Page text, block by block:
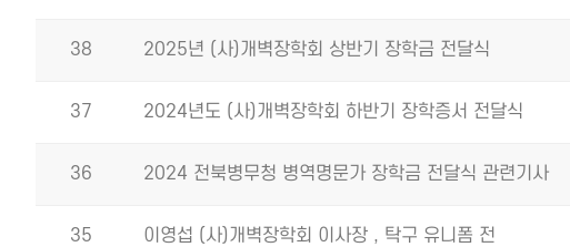
38 2025년 (사)개벽장학회 상반기 장학금 전달식
37 2024년도 (사)개벽장학회 하반기 장학증서 전달식
36 2024 전북병무청 병역명문가 장학금 전달식 관련기사
35 이영섭 (사)개벽장학회 이사장 , 탁구 유니폼 전